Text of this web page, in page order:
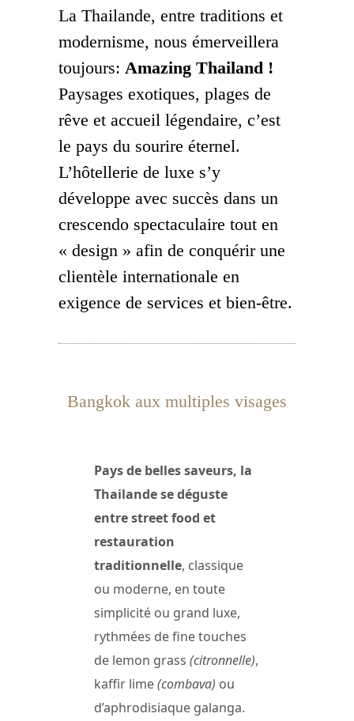
La Thailande, entre traditions et
modernisme, nous émerveillera
toujours: Amazing Thailand !
Paysages exotiques, plages de
rêve et accueil légendaire, c’est
le pays du sourire éternel.
L’hôtellerie de luxe s’y
développe avec succès dans un
crescendo spectaculaire tout en
« design » afin de conquérir une
clientèle internationale en
exigence de services et bien-être.
Bangkok aux multiples visages
Pays de belles saveurs, la
Thailande se déguste
entre street food et
restauration
traditionnelle, classique
ou moderne, en toute
simplicité ou grand luxe,
rythmées de fine touches
de lemon grass (citronnelle),
kaffir lime(combava) ou
d’aphrodisiaque galanga.